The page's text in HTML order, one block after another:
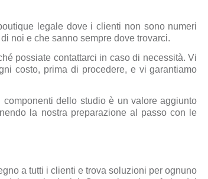
legale dove i clienti non sono numeri
noi e che sanno sempre dove trovarci.
possiate contattarci in caso di necessità. Vi
costo, prima di procedere, e vi garantiamo
dello studio è un valore aggiunto
la nostra preparazione al passo con le
a tutti i clienti e trova soluzioni per ognuno